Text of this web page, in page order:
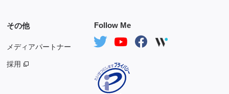
Follow Me
その他
メディアパートナー
採用